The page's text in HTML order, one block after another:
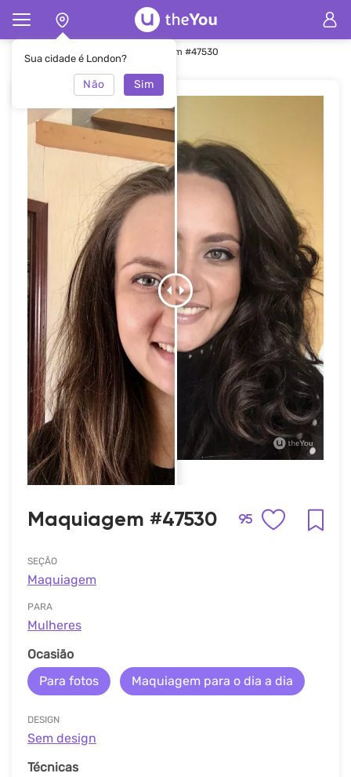
Sua cidade é London?
Não Sim
Principal Maquiagem Maquiagem #47530
Maquiagem #47530 95
SEÇÃO
Maquiagem
PARA
Mulheres
Ocasião
Para fotos
Maquiagem para o dia a dia
DESIGN
Sem design
Técnicas